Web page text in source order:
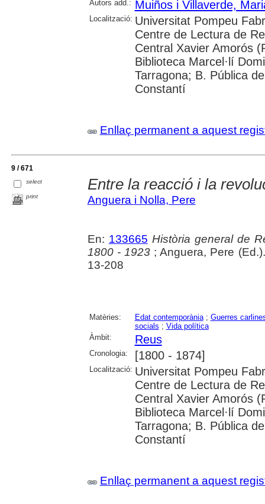
Autors add.: Muiños i Villaverde,
Localització: Universitat Pompeu
Centre de Lectura de
Central Xavier Amorós
Biblioteca Marcel·lí
Tarragona; B. Pública
Constantí
Enllaç permanent a aquest
9 / 671
select
print
Entre la reacció i la
Anguera i Nolla, Pere
En: 133665 Història general de
1800 - 1923; Anguera, Pere
13-208
Matèries: Edat contemporània; Guerres
socials ; Vida política
Àmbit:
Reus
Cronologia: [1800 - 1874]
Localització: Universitat Pompeu
Centre de Lectura de
Central Xavier Amorós
Biblioteca Marcel·lí
Tarragona; B. Pública
Constantí
Enllaç permanent a aquest